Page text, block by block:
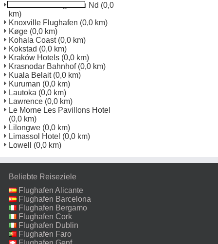
Devils Lake Flughafen Nd (0,0
km)
Knoxville Flughafen (0,0 km)
Køge (0,0 km)
Kohala Coast(0,0 km)
Kokstad (0,0 km)
Kraków Hotels (0,0 km)
Krasnodar Bahnhof(0,0 km)
Kuala Belait(0,0 km)
Kuruman (0,0 km)
Lautoka (0,0 km)
Lawrence (0,0 km)
Le Morne Les Pavillons Hotel
(0,0 km)
Lilongwe (0,0 km)
Limassol Hotel (0,0 km)
Lowell
(0,0 km)
Beliebte Reiseziele
Flughafen Alicante
Flughafen Barcelona
Flughafen Bergamo
Flughafen Cork
Flughafen Dublin
Flughafen Faro